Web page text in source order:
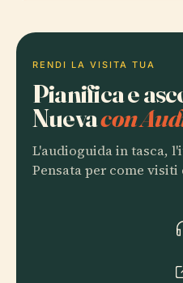
RENDI LA VISITA TUA
Pianifica e
Nuevacon
L'audioguida in tasca,
Pensata per come visiti